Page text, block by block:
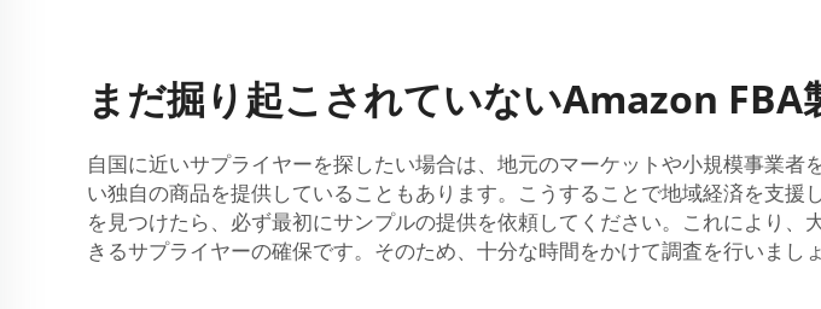
まだ掘り起こされていないAmazon
自国に近いサプライヤーを探したい場合は、地元のマーケットや小規模事業
い独自の商品を提供していることもあります。こうすることで地域経済を支
を見つけたら、必ず最初にサンプルの提供を依頼してください。これにより
きるサプライヤーの確保です。そのため、十分な時間をかけて調査を行いまし